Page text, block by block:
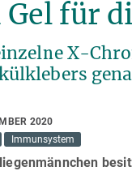
Gel für
X-
2020
Immunsystem